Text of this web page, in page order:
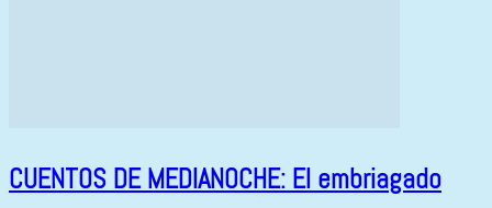
CUENTOS DE MEDIANOCHE: El embriagado